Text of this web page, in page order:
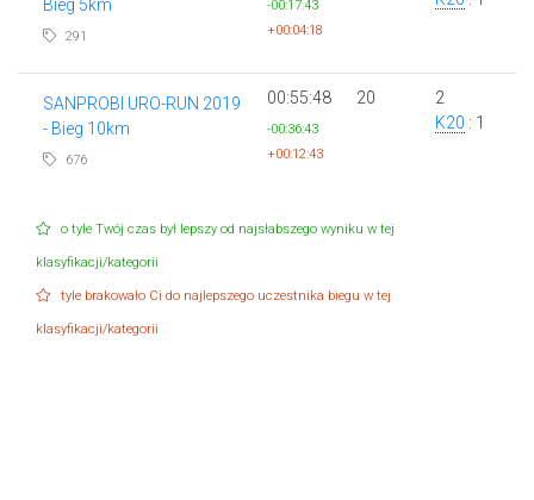
Bieg 5km
291
-00:17:43
+00:04:18
SANPROBI URO-RUN 2019
- Bieg 10km
676
00:55:48
-00:36:43
+00:12:43
20
2
K20 : 1
o tyle Twój czas był lepszy od najsłabszego wyniku w tej
klasyfikacji/kategorii
tyle brakowało Ci do najlepszego uczestnika biegu w tej
klasyfikacji/kategorii